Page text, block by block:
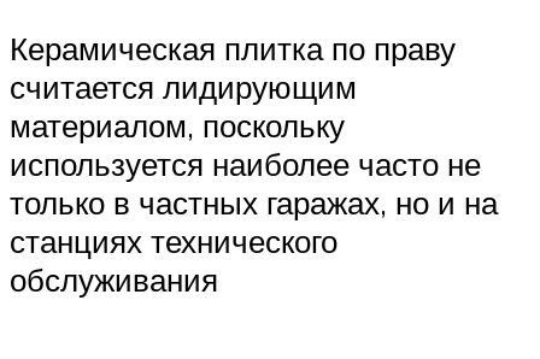
Керамическая плитка по праву
считается лидирующим
материалом, поскольку
используется наиболее часто не
только в частных гаражах, но и на
станциях технического
обслуживания